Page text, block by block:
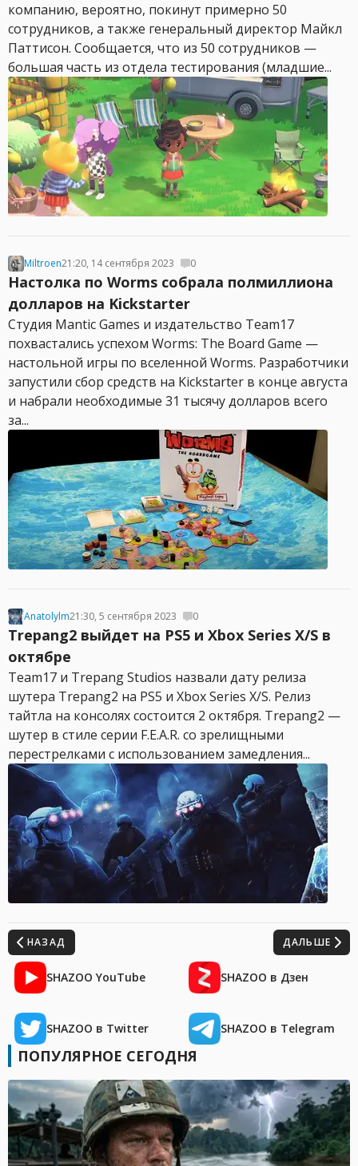
компанию, вероятно, покинут примерно 50
сотрудников, а также генеральный директор Майкл
Паттисон. Сообщается, что из 50 сотрудников —
большая часть из отдела тестирования (младшие...
Miltroen21:20, 14 сентября 2023 0
Настолка по Worms собрала полмиллиона
долларов на Kickstarter
Студия Mantic Games и издательство Team17
похвастались успехом Worms: The Board Game —
настольной игры по вселенной Worms. Разработчики
запустили сбор средств на Kickstarter в конце августа
и набрали необходимые 31 тысячу долларов всего
за...
Anatolylm21:30, 5 сентября 2023 0
Trepang2 выйдет на PS5 и Xbox Series X/S в
октябре
Team17 и Trepang Studios назвали дату релиза
шутера Trepang2 на PS5 и Xbox Series X/S. Релиз
тайтла на консолях состоится 2 октября. Trepang2 —
шутер в стиле серии F.E.A.R. со зрелищными
перестрелками с использованием замедления...
НАЗАД ДАЛЬШЕ
SHAZOO YouTube SHAZOO в Дзен
SHAZOO в Twitter SHAZOO в Telegram
ПОПУЛЯРНОЕ СЕГОДНЯ